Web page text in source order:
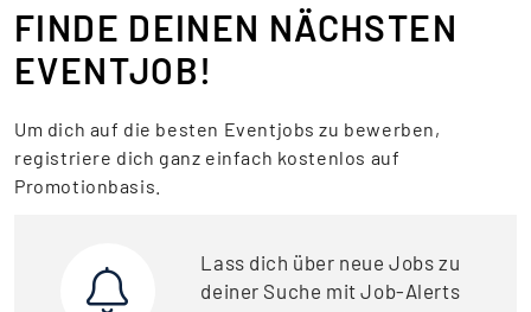
FINDE DEINEN NÄCHSTEN
EVENTJOB!
Um dich auf die besten Eventjobs zu bewerben,
registriere dich ganz einfach kostenlos auf
Promotionbasis.
Lass dich über neue Jobs zu
deiner Suche mit Job-Alerts